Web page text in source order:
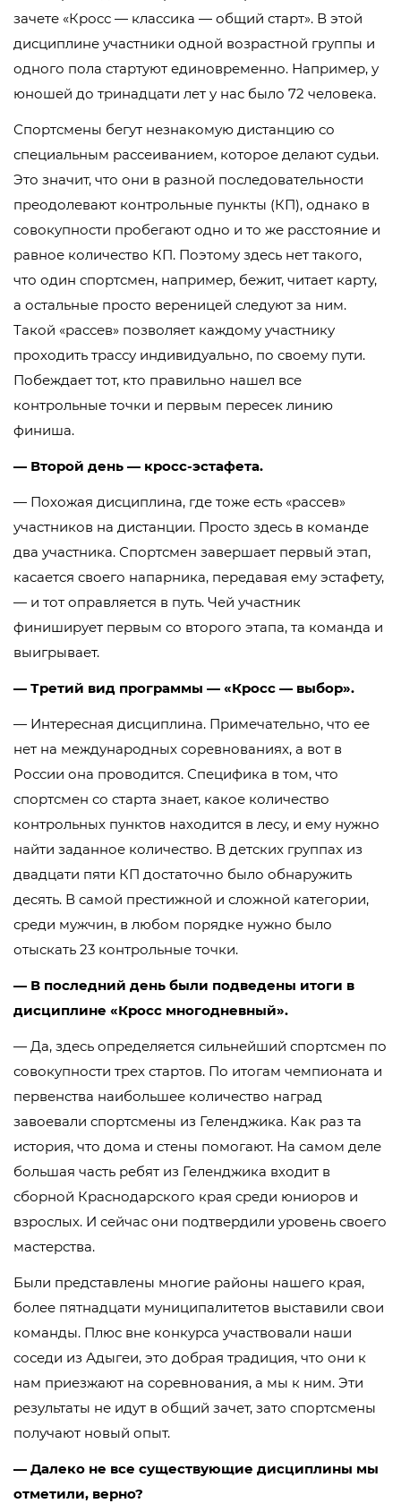
зачете «Кросс — классика — общий старт». В этой
дисциплине участники одной возрастной группы и
одного пола стартуют единовременно. Например, у
юношей до тринадцати лет у нас было 72 человека.
Спортсмены бегут незнакомую дистанцию со
специальным рассеиванием, которое делают судьи.
Это значит, что они в разной последовательности
преодолевают контрольные пункты (КП), однако в
совокупности пробегают одно и то же расстояние и
равное количество КП. Поэтому здесь нет такого,
что один спортсмен, например, бежит, читает карту,
а остальные просто вереницей следуют за ним.
Такой «рассев» позволяет каждому участнику
проходить трассу индивидуально, по своему пути.
Побеждает тот, кто правильно нашел все
контрольные точки и первым пересек линию
финиша.
— Второй день — кросс-эстафета.
— Похожая дисциплина, где тоже есть «рассев»
участников на дистанции. Просто здесь в команде
два участника. Спортсмен завершает первый этап,
касается своего напарника, передавая ему эстафету,
— и тот оправляется в путь. Чей участник
финиширует первым со второго этапа, та команда и
выигрывает.
— Третий вид программы — «Кросс — выбор».
— Интересная дисциплина. Примечательно, что ее
нет на международных соревнованиях, а вот в
России она проводится. Специфика в том, что
спортсмен со старта знает, какое количество
контрольных пунктов находится в лесу, и ему нужно
найти заданное количество. В детских группах из
двадцати пяти КП достаточно было обнаружить
десять. В самой престижной и сложной категории,
среди мужчин, в любом порядке нужно было
отыскать 23 контрольные точки.
— В последний день были подведены итоги в
дисциплине «Кросс многодневный».
— Да, здесь определяется сильнейший спортсмен по
совокупности трех стартов. По итогам чемпионата и
первенства наибольшее количество наград
завоевали спортсмены из Геленджика. Как раз та
история, что дома и стены помогают. На самом деле
большая часть ребят из Геленджика входит в
сборной Краснодарского края среди юниоров и
взрослых. И сейчас они подтвердили уровень своего
мастерства.
Были представлены многие районы нашего края,
более пятнадцати муниципалитетов выставили свои
команды. Плюс вне конкурса участвовали наши
соседи из Адыгеи, это добрая традиция, что они к
нам приезжают на соревнования, а мы к ним. Эти
результаты не идут в общий зачет, зато спортсмены
получают новый опыт.
— Далеко не все существующие дисциплины мы
отметили, верно?